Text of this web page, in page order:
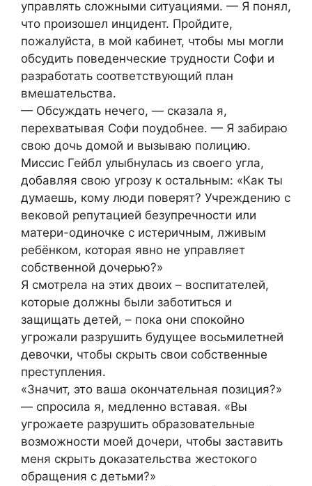
управлять сложными ситуациями. — Я понял,
что произошел инцидент. Пройдите,
пожалуйста, в мой кабинет, чтобы мы могли
обсудить поведенческие трудности Софи и
разработать соответствующий план
вмешательства.
— Обсуждать нечего, — сказала я,
перехватывая Софи поудобнее. — Я забираю
свою дочь домой и вызываю полицию.
Миссис Гейбл улыбнулась из своего угла,
добавляя свою угрозу к остальным: «Как ты
думаешь, кому люди поверят? Учреждению с
вековой репутацией безупречности или
матери-одиночке с истеричным, лживым
ребёнком, которая явно не управляет
собственной дочерью?»
Я смотрела на этих двоих – воспитателей,
которые должны были заботиться и
защищать детей, – пока они спокойно
угрожали разрушить будущее восьмилетней
девочки, чтобы скрыть свои собственные
преступления.
«Значит, это ваша окончательная позиция?»
— спросила я, медленно вставая. «Вы
угрожаете разрушить образовательные
возможности моей дочери, чтобы заставить
меня скрыть доказательства жестокого
обращения с детьми?»